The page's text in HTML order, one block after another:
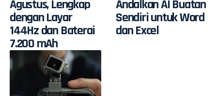
Agustus, Lengkap
dengan Layar
144Hz dan Baterai
7.200 mAh
Andalkan AI Buatan
Sendiri untuk Word
dan Excel